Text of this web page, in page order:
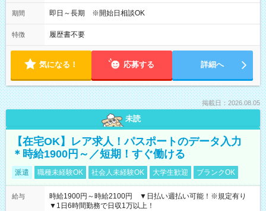
期間 即日～長期 ※開始日相談OK
特徴 履歴書不要
気になる！ 応募する 詳細へ
掲載日：2026.08.05
未読
【在宅OK】レア求人！パスポートのデータ入力
＊時給1900円～／短期！すぐ働ける
派遣 職種未経験OK 社会人未経験OK 大学生歓迎 ブランクOK
給与
時給1900円～時給2100円 ▼日払い週払い可能！※規定有り
▼1日6時間勤務で日収1万以上！